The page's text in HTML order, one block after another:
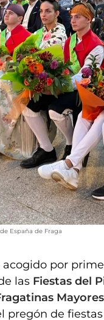
España de Fraga
por
las Fiestas del
pregón de